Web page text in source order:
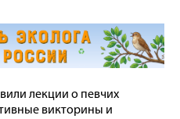
лекции о певчих
викторины и